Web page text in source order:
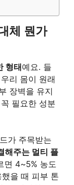
체 뭔가
형태예요. 들
리 몸이 원래
장벽을 유지
필요한 성분
가 주목받는
해주는 멀티 플
면 4~5% 농도
을 때 피부 톤